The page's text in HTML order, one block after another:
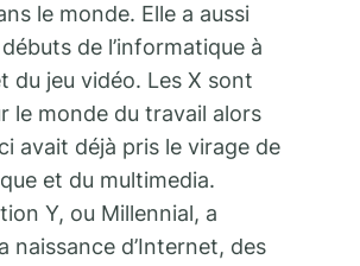
le monde. Elle a aussi
de l’informatique à
du jeu vidéo. Les X sont
le monde du travail alors
avait déjà pris le virage de
et du multimedia.
Y, ou Millennial, a
naissance d’Internet, des